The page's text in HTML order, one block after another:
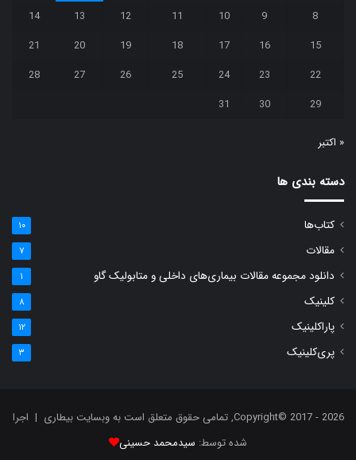
8
9
10
11
12
13
14
15
16
17
18
19
20
21
22
23
24
25
26
27
28
29
30
31
« اکتبر
دسته بندی ها
کتاب‌ها ۱۰
مقالات ۷
دانلود مجموعه مقالات بیماری‌های داخلی و متابولیک گاو ۱
کلینیک ۸
پاراکلینیک ۱۲
پری‌کلینیک ۳
Copyright© 2017 - 2026, تمامی حقوق متعلق است به وبسایت بیطاری | اجرا
شده توسط: سیدمحمد حسینی